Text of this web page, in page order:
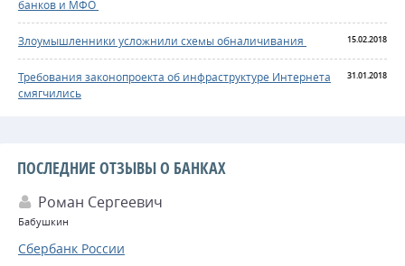
банков и МФО
Злоумышленники усложнили схемы обналичивания 15.02.2018
Требования законопроекта об инфраструктуре Интернета
смягчились
31.01.2018
ПОСЛЕДНИЕ ОТЗЫВЫ О БАНКАХ
Роман Сергеевич
Бабушкин
Сбербанк России